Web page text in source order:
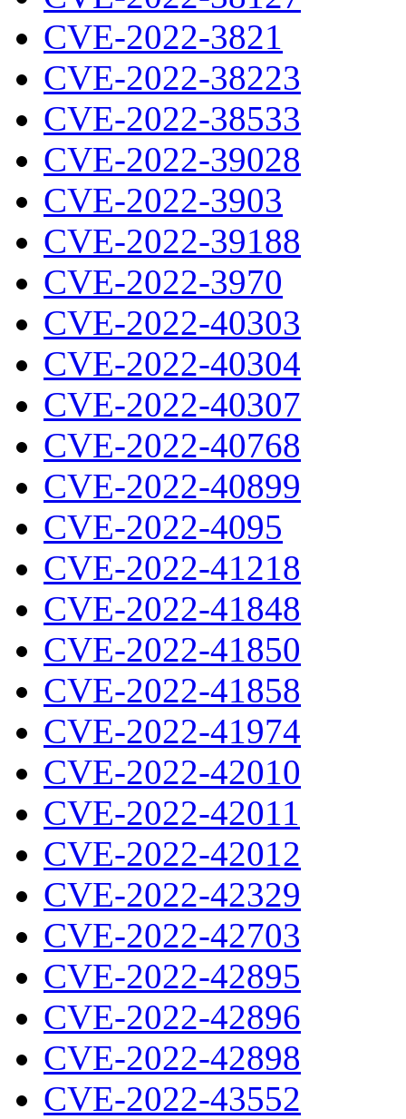
CVE-2022-3821
CVE-2022-38223
CVE-2022-38533
CVE-2022-39028
CVE-2022-3903
CVE-2022-39188
CVE-2022-3970
CVE-2022-40303
CVE-2022-40304
CVE-2022-40307
CVE-2022-40768
CVE-2022-40899
CVE-2022-4095
CVE-2022-41218
CVE-2022-41848
CVE-2022-41850
CVE-2022-41858
CVE-2022-41974
CVE-2022-42010
CVE-2022-42011
CVE-2022-42012
CVE-2022-42329
CVE-2022-42703
CVE-2022-42895
CVE-2022-42896
CVE-2022-42898
CVE-2022-43552